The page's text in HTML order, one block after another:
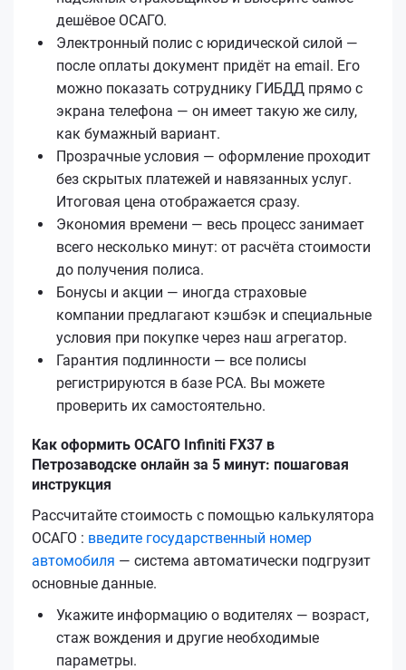
дешёвое ОСАГО.
Электронный полис с юридической силой —
после оплаты документ придёт на email. Его
можно показать сотруднику ГИБДД прямо с
экрана телефона — он имеет такую же силу,
как бумажный вариант.
Прозрачные условия — оформление проходит
без скрытых платежей и навязанных услуг.
Итоговая цена отображается сразу.
Экономия времени — весь процесс занимает
всего несколько минут: от расчёта стоимости
до получения полиса.
Бонусы и акции — иногда страховые
компании предлагают кэшбэк и специальные
условия при покупке через наш агрегатор.
Гарантия подлинности — все полисы
регистрируются в базе РСА. Вы можете
проверить их самостоятельно.
Как оформить ОСАГО Infiniti FX37 в
Петрозаводске онлайн за 5 минут: пошаговая
инструкция
Рассчитайте стоимость с помощью калькулятора
ОСАГО : введите государственный номер
автомобиля — система автоматически подгрузит
основные данные.
Укажите информацию о водителях — возраст,
стаж вождения и другие необходимые
параметры.